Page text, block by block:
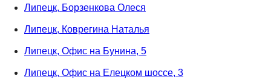
Липецк, Борзенкова Олеся
Липецк, Коврегина Наталья
Липецк, Офис на Бунина, 5
Липецк, Офис на Елецком шоссе, 3